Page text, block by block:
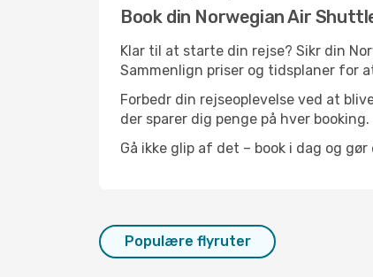
Book din Norwegian Air
Klar til at starte din rejse? Sikr din
Sammenlign priser og tidsplaner for
Forbedr din rejseoplevelse ved at
der sparer dig penge på hver booking.
Gå ikke glip af det – book i dag og
Populære flyruter